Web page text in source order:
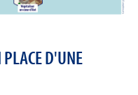
D'UNE